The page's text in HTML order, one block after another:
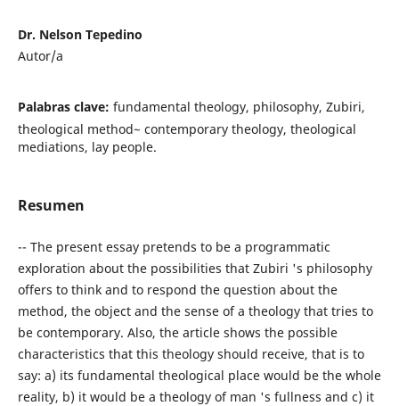
Dr. Nelson Tepedino
Autor/a
Palabras clave: fundamental theology, philosophy, Zubiri,
theological method~ contemporary theology, theological
mediations, lay people.
Resumen
-- The present essay pretends to be a programmatic
exploration about the possibilities that Zubiri 's philosophy
offers to think and to respond the question about the
method, the object and the sense of a theology that tries to
be contemporary. Also, the article shows the possible
characteristics that this theology should receive, that is to
say: a) its fundamental theological place would be the whole
reality, b) it would be a theology of man 's fullness and c) it